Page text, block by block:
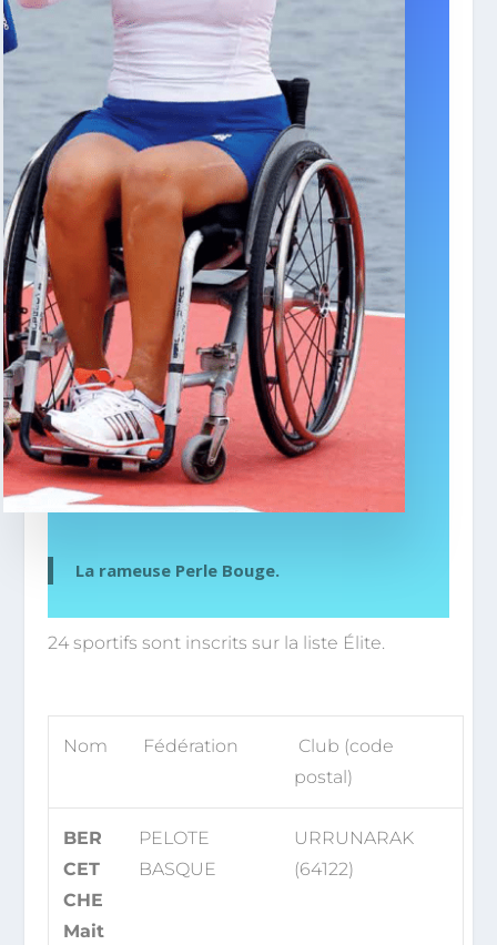
La rameuse Perle Bouge.
24 sportifs sont inscrits sur la liste Élite.
Nom Fédération
Club (code
postal)
BER
CET
CHE
Mait
PELOTE
BASQUE
URRUNARAK
(64122)